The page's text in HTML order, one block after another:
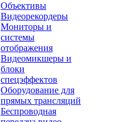
Объективы
Видеорекордеры
Мониторы и
системы
отображения
Видеомикшеры и
блоки
спецэффектов
Оборудование для
прямых трансляций
Беспроводная